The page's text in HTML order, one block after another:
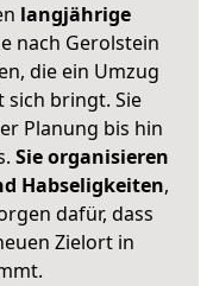
langjährige
nach Gerolstein
die ein Umzug
sich bringt. Sie
Planung bis hin
Sie organisieren
Habseligkeiten,
dafür, dass
Zielort in